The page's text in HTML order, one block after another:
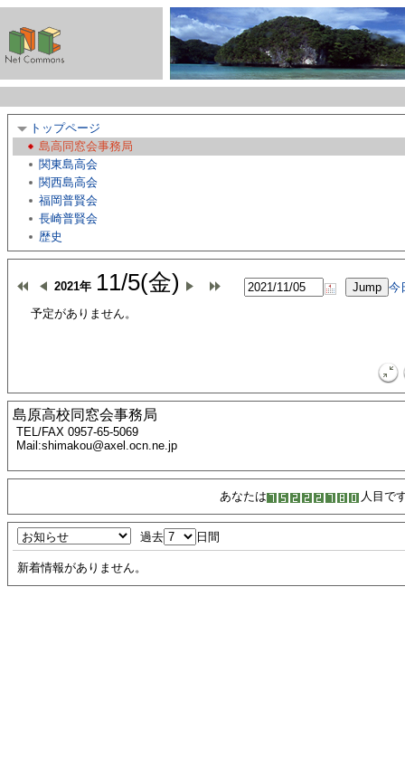
トップページ
島高同窓会事務局
関東島高会
関西島高会
福岡普賢会
長崎普賢会
歴史
2021年 11/5(金)
今
予定がありません。
島原高校同窓会事務局
TEL/FAX 0957-65-5069
Mail:shimakou@axel.ocn.ne.jp
あなたは 人目で
過去 日間
新着情報がありません。